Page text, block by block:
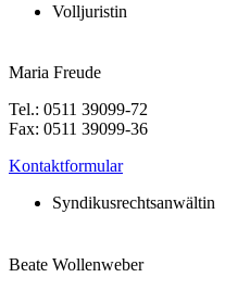
Volljuristin
Maria Freude
Tel.: 0511 39099-72
Fax: 0511 39099-36
Kontaktformular
Syndikusrechtsanwältin
Beate Wollenweber